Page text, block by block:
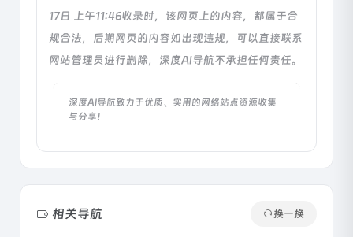
17日 上午11:46收录时，该网页上的内容，都属于合
规合法，后期网页的内容如出现违规，可以直接联系
网站管理员进行删除，深度AI导航不承担任何责任。
深度AI导航致力于优质、实用的网络站点资源收集
与分享！
相关导航 换一换